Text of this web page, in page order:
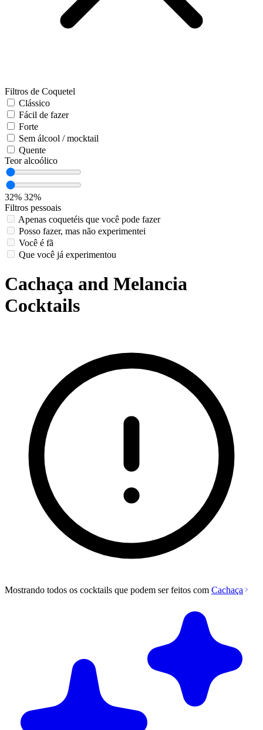
Filtros de Coquetel
Clássico
Fácil de fazer
Forte
Sem álcool / mocktail
Quente
Teor alcoólico
32% 32%
Filtros pessoais
Apenas coquetéis que você pode fazer
Posso fazer, mas não experimentei
Você é fã
Que você já experimentou
Cachaça and Melancia
Cocktails
Mostrando todos os cocktails que podem ser feitos com Cachaça